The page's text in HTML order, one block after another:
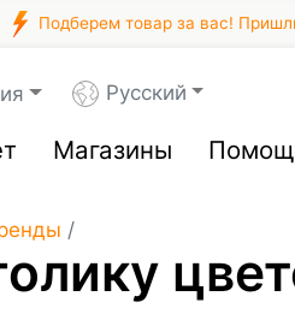
Подберем товар за вас!
Русский
Магазины
/